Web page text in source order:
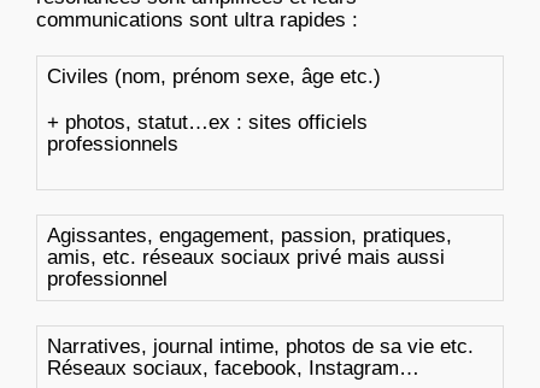
communications sont ultra rapides :
Civiles (nom, prénom sexe, âge etc.)
+ photos, statut…ex : sites officiels
professionnels
Agissantes, engagement, passion, pratiques,
amis, etc. réseaux sociaux privé mais aussi
professionnel
Narratives, journal intime, photos de sa vie etc.
Réseaux sociaux, facebook, Instagram…